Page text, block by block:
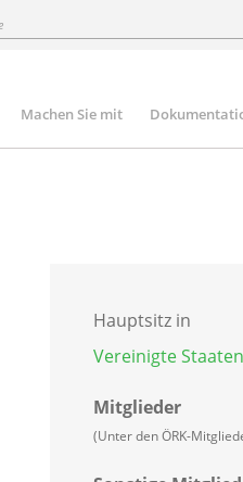
Machen Sie mit
Hauptsitz in
Vereinigte Staaten
Mitglieder
(Unter den ÖRK-